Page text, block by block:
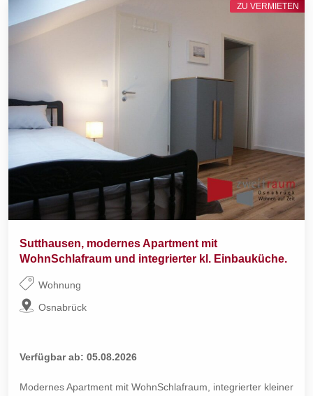
Sutthausen, modernes Apartment mit
WohnSchlafraum und integrierter kl. Einbauküche.
Wohnung
Osnabrück
Verfügbar ab: 05.08.2026
Modernes Apartment mit WohnSchlafraum, integrierter kleiner
ZU VERMIETEN